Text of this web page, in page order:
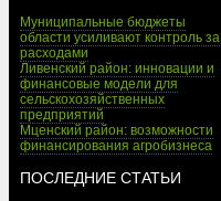
Муниципальные бюджеты
области усиливают контроль за
расходами
Ливенский район: инновации и
финансовые модели для
сельскохозяйственных
предприятий
Мценский район: возможности
финансирования агробизнеса
ПОСЛЕДНИЕ СТАТЬИ